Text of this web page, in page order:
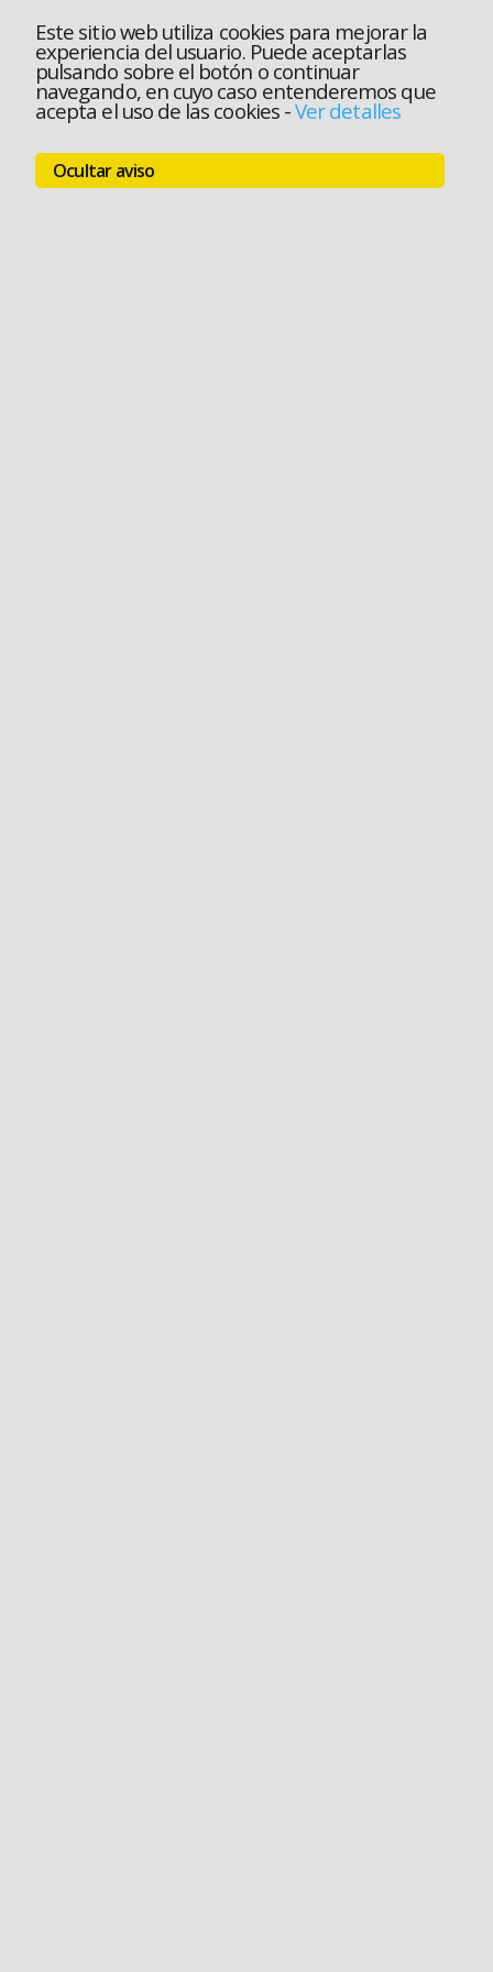
Este sitio web utiliza cookies para mejorar la
experiencia del usuario. Puede aceptarlas
pulsando sobre el botón o continuar
navegando, en cuyo caso entenderemos que
acepta el uso de las cookies-Ver detalles
Ocultar aviso